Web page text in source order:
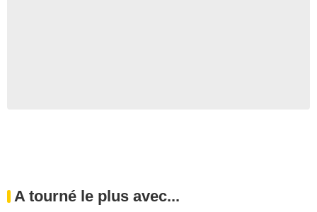
A tourné le plus avec...